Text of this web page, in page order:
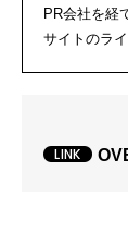
PR会社を経
サイトのラ